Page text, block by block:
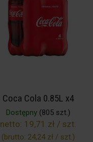
Coca Cola 0.85L x4
Dostępny(805 szt.)
netto: 19,71 zł / szt.
(brutto: 24,24 zł / szt.)